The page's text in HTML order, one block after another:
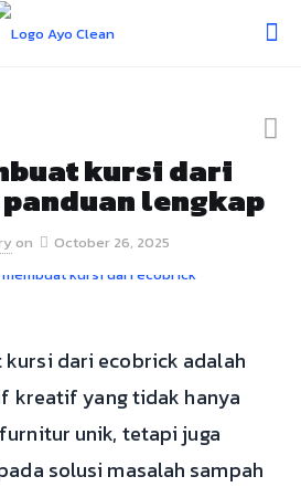
kursi dari
lengkap
on October 26, 2025
kursi dari ecobrick adalah
kreatif yang tidak hanya
unik, tetapi juga
solusi masalah sampah